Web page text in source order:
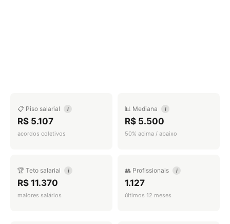
📋 Piso salarial i
R$ 5.107
acordos coletivos
📊 Mediana i
R$ 5.500
50% acima / abaixo
🏆 Teto salarial i
R$ 11.370
maiores salários
👥 Profissionais i
1.127
últimos 12 meses